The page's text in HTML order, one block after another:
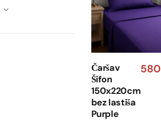
Čaršav
Šifon
150x220cm
bez lastiša
Purple
580